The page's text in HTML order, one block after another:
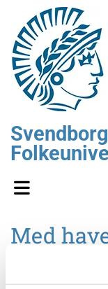
Svendborg
Med
VedPeter